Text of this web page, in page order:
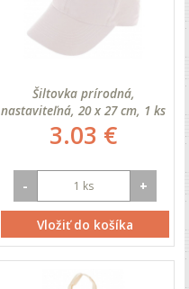
Šiltovka prírodná,
nastaviteľná, 20 x 27 cm, 1 ks
3.03 €
- +
Vložiť do košíka